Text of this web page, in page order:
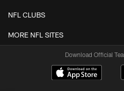
NFL CLUBS
MORE NFL SITES
Download Official